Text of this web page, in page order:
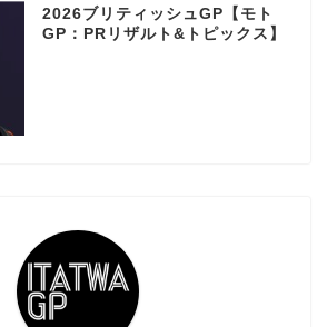
2026ブリティッシュGP【モト
GP：PRリザルト&トピックス】